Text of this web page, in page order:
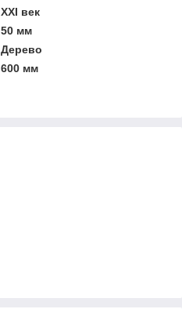
XXI век
50 мм
Дерево
600 мм